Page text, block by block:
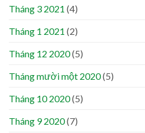
Tháng 3 2021 (4)
Tháng 1 2021 (2)
Tháng 12 2020(5)
Tháng mười một 2020(5)
Tháng 10 2020(5)
Tháng 9 2020(7)